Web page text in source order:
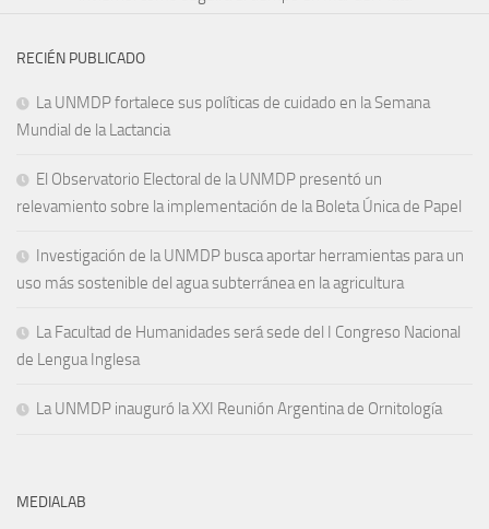
RECIÉN PUBLICADO
La UNMDP fortalece sus políticas de cuidado en la Semana
Mundial de la Lactancia
El Observatorio Electoral de la UNMDP presentó un
relevamiento sobre la implementación de la Boleta Única de Papel
Investigación de la UNMDP busca aportar herramientas para un
uso más sostenible del agua subterránea en la agricultura
La Facultad de Humanidades será sede del I Congreso Nacional
de Lengua Inglesa
La UNMDP inauguró la XXI Reunión Argentina de Ornitología
MEDIALAB